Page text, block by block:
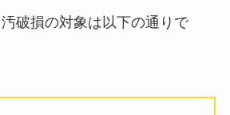
破損の対象は以下の通りで